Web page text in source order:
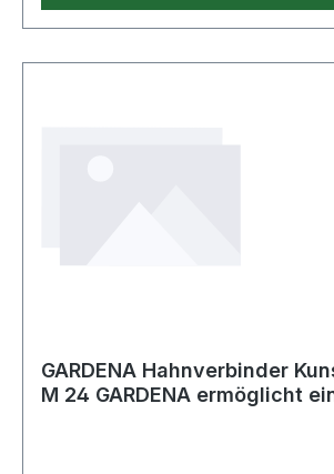
GARDENA Hahnverbinder Kunstoff/Metall
M 24 GARDENA ermöglicht eine